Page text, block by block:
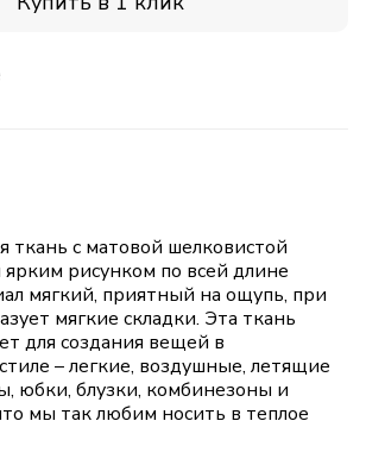
ткань с матовой шелковистой
рисунком по всей длине
мягкий, приятный на ощупь, при
мягкие складки. Эта ткань
для создания вещей в
– легкие, воздушные, летящие
юбки, блузки, комбинезоны и
мы так любим носить в теплое